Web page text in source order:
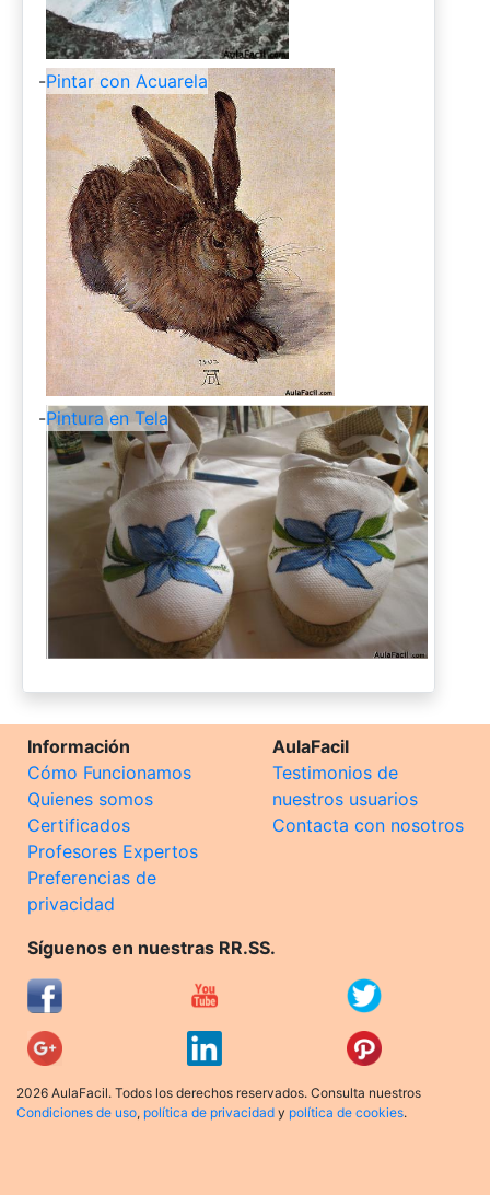
-Pintar con Acuarela
-Pintura en Tela
Información
Cómo Funcionamos
Quienes somos
Certificados
Profesores Expertos
Preferencias de
privacidad
AulaFacil
Testimonios de
nuestros usuarios
Contacta con nosotros
Síguenos en nuestras RR.SS.
2026 AulaFacil. Todos los derechos reservados. Consulta nuestros
Condiciones de uso, política de privacidad y política de cookies.